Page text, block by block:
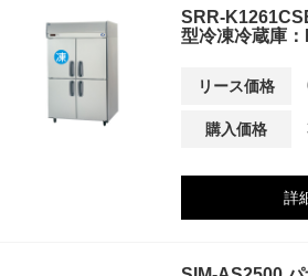
SRR-
型冷凍冷蔵庫
リース価格
購入価格
詳